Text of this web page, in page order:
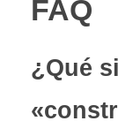
FAQ
¿Qué